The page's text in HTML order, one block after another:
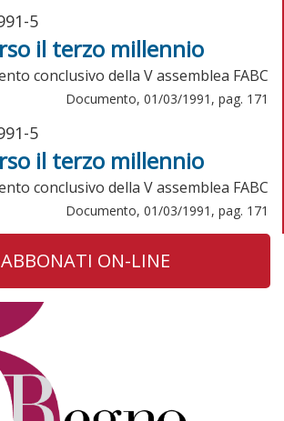
5
il terzo millennio
conclusivo della V assemblea FABC
Documento, 01/03/1991, pag. 171
5
il terzo millennio
conclusivo della V assemblea FABC
Documento, 01/03/1991, pag. 171
ABBONATI ON-LINE